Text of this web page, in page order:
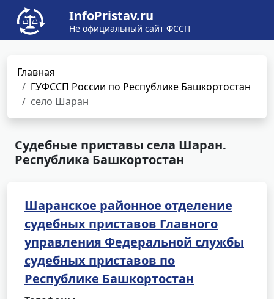
InfoPristav.ru
Не официальный сайт ФССП
Главная
ГУФССП России по Республике Башкортостан
село Шаран
Судебные приставы села Шаран.
Республика Башкортостан
Шаранское районное отделение
судебных приставов Главного
управления Федеральной службы
судебных приставов по
Республике Башкортостан